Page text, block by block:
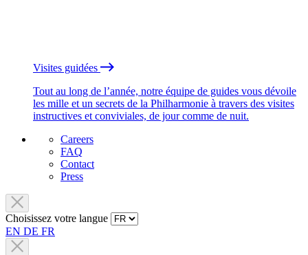
Visites guidées
Tout au long de l’année, notre équipe de guides vous dévoile
les mille et un secrets de la Philharmonie à travers des visites
instructives et conviviales, de jour comme de nuit.
Careers
FAQ
Contact
Press
Choisissez votre langue
EN DE FR